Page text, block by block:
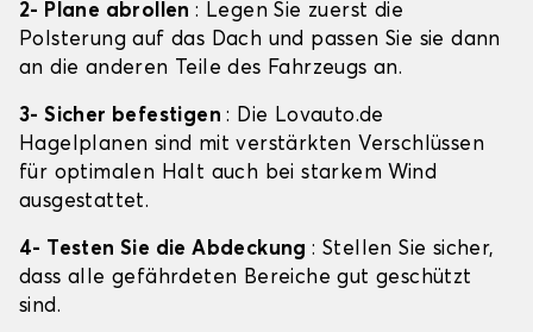
2- Plane abrollen: Legen Sie zuerst die
Polsterung auf das Dach und passen Sie sie dann
an die anderen Teile des Fahrzeugs an.
3- Sicher befestigen: Die Lovauto.de
Hagelplanen sind mit verstärkten Verschlüssen
für optimalen Halt auch bei starkem Wind
ausgestattet.
4- Testen Sie die Abdeckung: Stellen Sie sicher,
dass alle gefährdeten Bereiche gut geschützt
sind.